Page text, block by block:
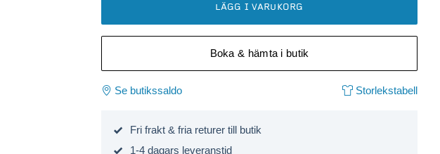
LÄGG I VARUKORG
Boka & hämta i butik
Se butikssaldo Storlekstabell
Fri frakt & fria returer till butik
1-4 dagars leveranstid